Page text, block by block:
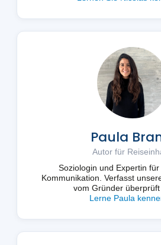
Paula
Autor für
Soziologin und Expertin
Kommunikation. Verfasst
vom Gründer
Lerne Paula